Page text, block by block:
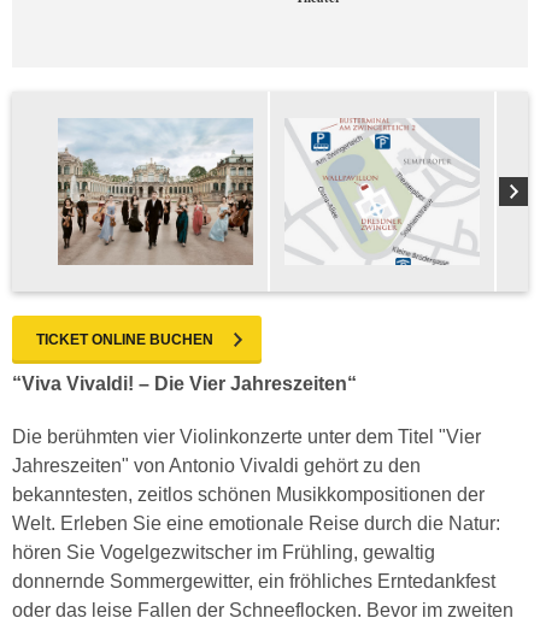
TICKET ONLINE BUCHEN
“Viva Vivaldi! – Die Vier Jahreszeiten“
Die berühmten vier Violinkonzerte unter dem Titel "Vier
Jahreszeiten" von Antonio Vivaldi gehört zu den
bekanntesten, zeitlos schönen Musikkompositionen der
Welt. Erleben Sie eine emotionale Reise durch die Natur:
hören Sie Vogelgezwitscher im Frühling, gewaltig
donnernde Sommergewitter, ein fröhliches Erntedankfest
oder das leise Fallen der Schneeflocken. Bevor im zweiten